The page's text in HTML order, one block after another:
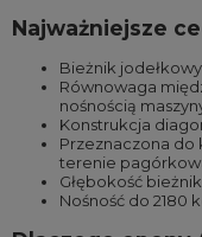
Najważniejsze
Bieżnik
Równowaga
nośnością
Konstrukcja
Przeznaczona do
terenie
Głębokość
Nośność do 2180